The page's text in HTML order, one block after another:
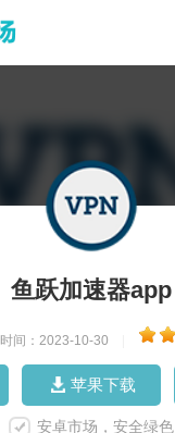
鱼跃加速器app
时间：2023-10-30
苹果下载
安卓市场，安全绿色